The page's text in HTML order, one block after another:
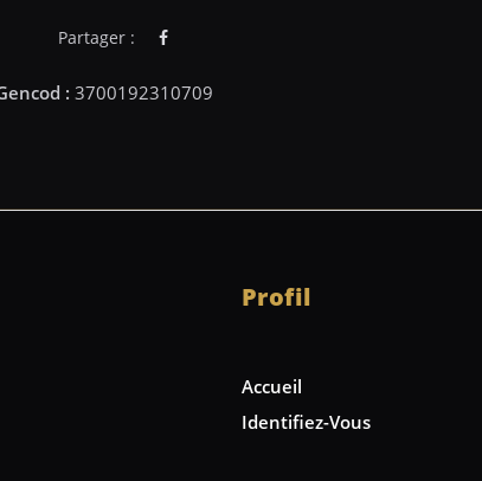
Partager :
Profil
Accueil
Identifiez-Vous